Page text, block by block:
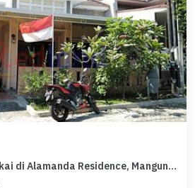
Rumah Bagus Siap Pakai di Alamanda Residence, Mangunharjo, Semarang (0958)